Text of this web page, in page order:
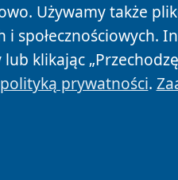
Używamy także
społecznościowych.
klikając
polityką prywatności.
Polityka